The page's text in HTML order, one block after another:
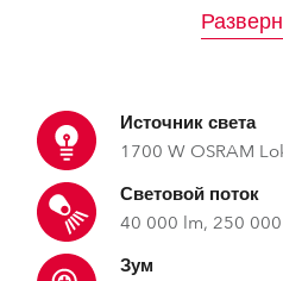
Источник света
1700 W OSRAM
Световой поток
40 000 lm, 250 000
Зум